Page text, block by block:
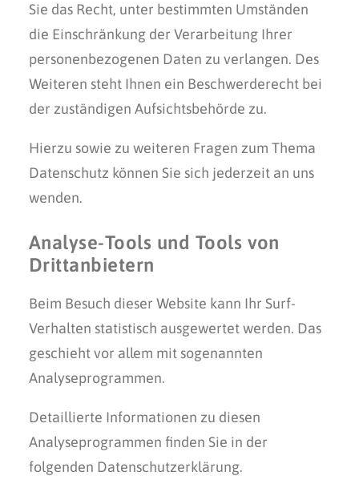
Sie das Recht, unter bestimmten Umständen
die Einschränkung der Verarbeitung Ihrer
personenbezogenen Daten zu verlangen. Des
Weiteren steht Ihnen ein Beschwerderecht bei
der zuständigen Aufsichtsbehörde zu.
Hierzu sowie zu weiteren Fragen zum Thema
Datenschutz können Sie sich jederzeit an uns
wenden.
Analyse-Tools und Tools von
Dritt­anbietern
Beim Besuch dieser Website kann Ihr Surf-
Verhalten statistisch ausgewertet werden. Das
geschieht vor allem mit sogenannten
Analyseprogrammen.
Detaillierte Informationen zu diesen
Analyseprogrammen finden Sie in der
folgenden Datenschutzerklärung.